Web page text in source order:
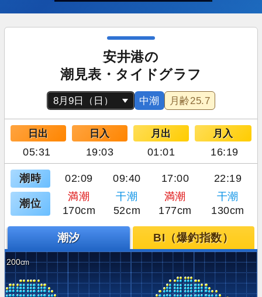
安井港の
潮見表・タイドグラフ
中潮 月齢25.7
日出 日入 月出 月入
05:31 19:03 01:01 16:19
潮時 02:09 09:40 17:00 22:19
潮位
満潮 干潮 満潮
干潮
170cm
52cm 177cm 130cm
潮汐 BI（爆釣指数）
200